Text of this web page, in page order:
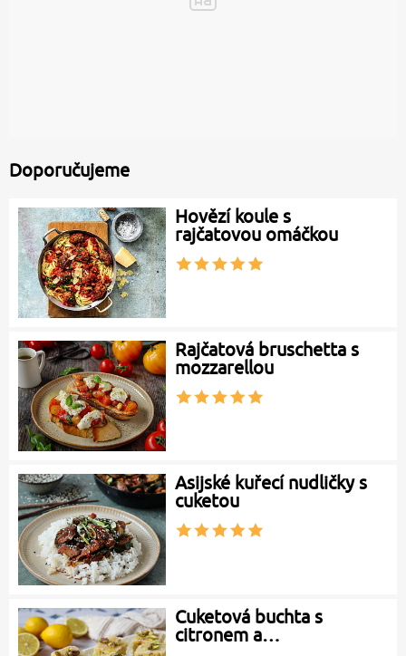
Doporučujeme
Hovězí koule s
rajčatovou omáčkou
Rajčatová bruschetta s
mozzarellou
Asijské kuřecí nudličky s
cuketou
Cuketová buchta s
citronem a…